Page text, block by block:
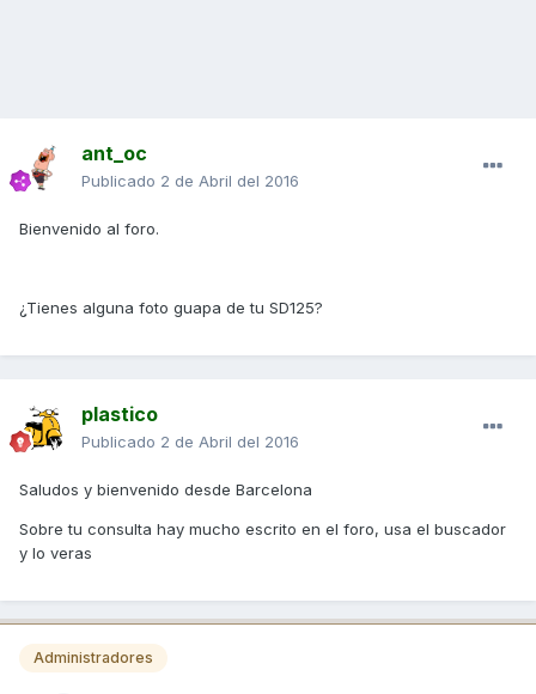
ant_oc
Publicado 2 de Abril del 2016
Bienvenido al foro.
¿Tienes alguna foto guapa de tu SD125?
plastico
Publicado 2 de Abril del 2016
Saludos y bienvenido desde Barcelona
Sobre tu consulta hay mucho escrito en el foro, usa el buscador
y lo veras
Administradores